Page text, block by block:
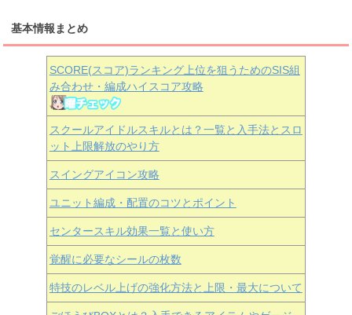
基本情報まとめ
SCORE(スコア)ランキング上位を狙うためのSIS組
み合わせ・編成ハイスコア攻略
スクールアイドルスキルとは？一覧と入手法とスロ
ット上限解放のやり方
スイングアイコン攻略
ユニット編成・配置のコツとポイント
センタースキル効果一覧と使い方
覚醒に必要なシールの枚数
特技のレベル上げの強化方法と上限・最大について